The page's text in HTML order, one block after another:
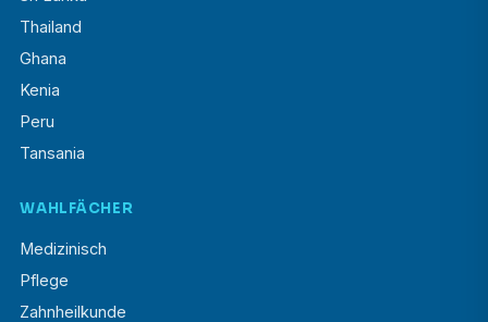
Thailand
Ghana
Kenia
Peru
Tansania
WAHLFÄCHER
Medizinisch
Pflege
Zahnheilkunde